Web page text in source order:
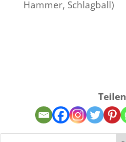
Hammer, Schlagball)
Teilen